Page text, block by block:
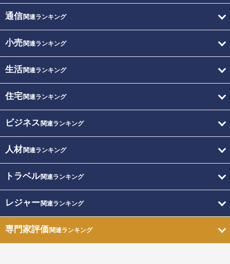
通信関連ランキング
小売関連ランキング
生活関連ランキング
住宅関連ランキング
ビジネス 関連ランキング
人材関連ランキング
トラベル関連ランキング
レジャー関連ランキング
専門家評価関連ランキング